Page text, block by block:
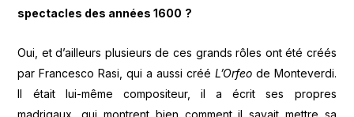
spectacles des années 1600 ?
Oui, et d’ailleurs plusieurs de ces grands rôles ont été créés
par Francesco Rasi, qui a aussi créé L’Orfeo de Monteverdi.
Il était lui-même compositeur, il a écrit ses propres
madrigaux, qui montrent bien comment il savait mettre sa